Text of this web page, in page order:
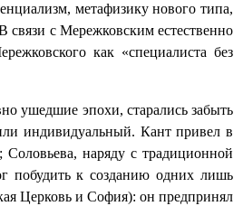
метафизику нового типа,
связи с Мережковским естественно
как «специалиста без
ушедшие эпохи, старались забыть
индивидуальный. Кант привел в
наряду с традиционной
побудить к созданию одних лишь
Церковь и София): он предпринял